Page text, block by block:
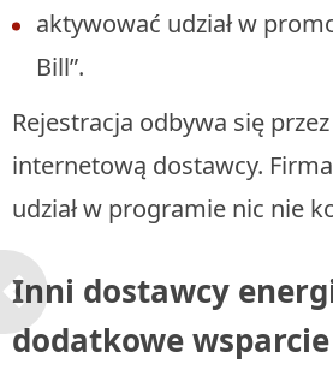
aktywować udział w
Bill”.
Rejestracja odbywa się
internetową dostawcy.
udział w programie nic nie
Inni dostawcy
dodatkowe wsparcie